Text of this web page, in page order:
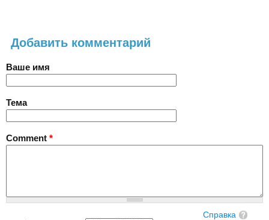
Добавить комментарий
Ваше имя
Тема
Comment *
Справка